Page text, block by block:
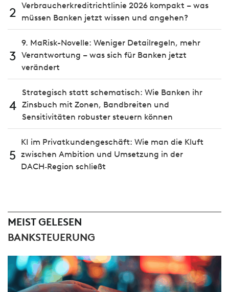
2 Verbraucherkreditrichtlinie 2026 kompakt – was
müssen Banken jetzt wissen und angehen?
3
9. MaRisk-Novelle: Weniger Detailregeln, mehr
Verantwortung – was sich für Banken jetzt
verändert
4
Strategisch statt schematisch: Wie Banken ihr
Zinsbuch mit Zonen, Bandbreiten und
Sensitivitäten robuster steuern können
5
KI im Privatkundengeschäft: Wie man die Kluft
zwischen Ambition und Umsetzung in der
DACH‑Region schließt
MEIST GELESEN
BANKSTEUERUNG